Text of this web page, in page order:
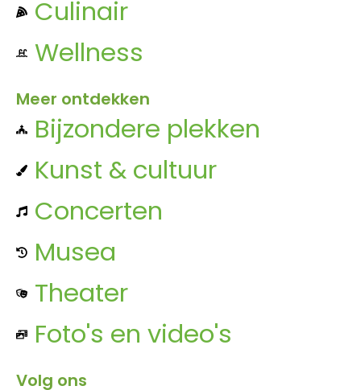
Culinair
Wellness
Meer ontdekken
Bijzondere plekken
Kunst & cultuur
Concerten
Musea
Theater
Foto's en video's
Volg ons